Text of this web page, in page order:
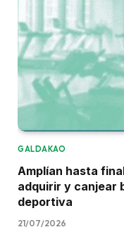
GALDAKAO
Amplían hasta
adquirir y canjear
deportiva
21/07/2026